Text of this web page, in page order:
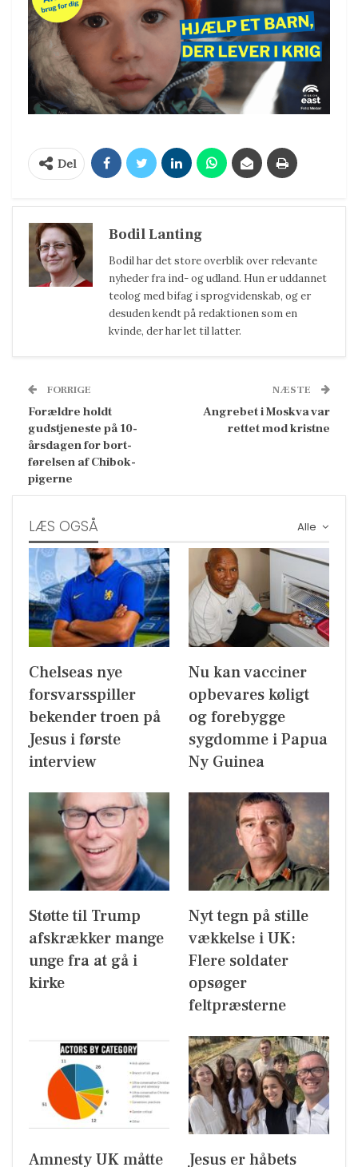
Del
Bodil Lanting
Bodil har det store overblik over relevante
nyheder fra ind- og udland. Hun er uddannet
teolog med bifag i sprogvidenskab, og er
desuden kendt på redaktionen som en
kvinde, der har let til latter.
FORRIGE
Forældre holdt
gudstjeneste på 10-
årsdagen for bort-
førelsen af Chibok-
pigerne
NÆSTE
Angrebet i Moskva var
rettet mod kristne
Alle
LÆS OGSÅ
Chelseas nye
forsvarsspiller
bekender troen på
Jesus i første
interview
Nu kan vacciner
opbevares køligt
og forebygge
sygdomme i Papua
Ny Guinea
Støtte til Trump
afskrækker mange
unge fra at gå i
kirke
Nyt tegn på stille
vækkelse i UK:
Flere soldater
opsøger
feltpræsterne
Amnesty UK måtte Jesus er håbets